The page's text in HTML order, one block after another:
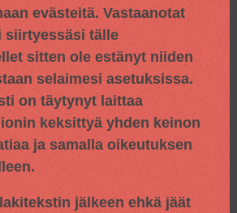
evästeitä. Vastaanotat
siirtyessäsi tälle
sitten ole estänyt niiden
selaimesi asetuksissa.
on täytynyt laittaa
keksittyä yhden keinon
ja samalla oikeutuksen
jälkeen ehkä jäät